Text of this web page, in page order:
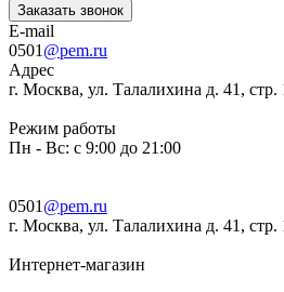
Заказать звонок
E-mail
0501 @pem.ru
Адрес
г. Москва, ул. Талалихина д. 41, стр.
Режим работы
Пн - Вс: с 9:00 до 21:00
0501 @pem.ru
г. Москва, ул. Талалихина д. 41, стр.
Интернет-магазин